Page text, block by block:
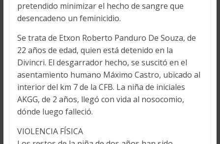
pretendido minimizar el hecho de sangre que
desencadeno un feminicidio.
Se trata de Etxon Roberto Panduro De Souza, de
22 años de edad, quien está detenido en la
Divincri. El desgarrador hecho, se suscitó en el
asentamiento humano Máximo Castro, ubicado al
interior del km 7 de la CFB. La niña de iniciales
AKGG, de 2 años, llegó con vida al nosocomio,
dónde luego falleció.
VIOLENCIA FÍSICA